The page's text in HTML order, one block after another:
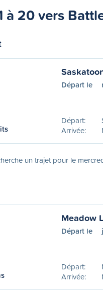
à 20 vers
Départ le
Départ:
Arrivée:
un trajet pour le
Meadow
Départ le
Départ:
Arrivée: